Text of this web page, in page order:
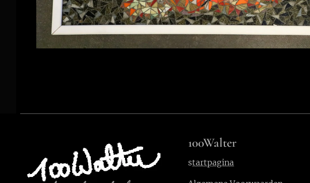
100Walter
startpagina